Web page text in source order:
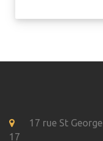
17 rue St
17